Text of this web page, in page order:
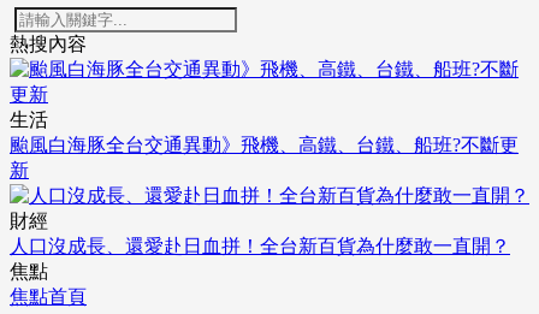
熱搜內容
生活
颱風白海豚全台交通異動》飛機、高鐵、台鐵、船班?不斷更
新
財經
人口沒成長、還愛赴日血拼！全台新百貨為什麼敢一直開？
焦點
焦點首頁